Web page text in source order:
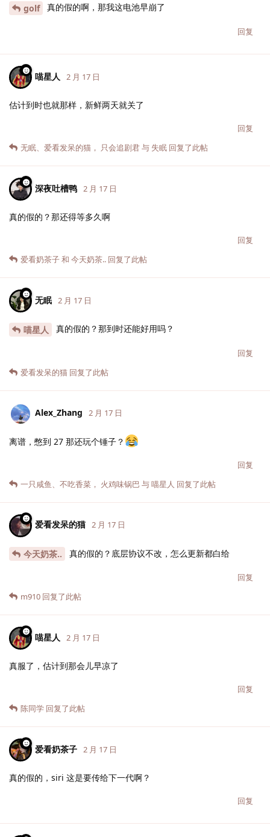
golf 真的假的啊，那我这电池早崩了
回复
喵星人 2 月 17 日
估计到时也就那样，新鲜两天就关了
回复
无眠、 爱看发呆的猫 ， 只会追剧君与 失眠 回复了此帖
深夜吐槽鸭 2 月 17 日
真的假的？那还得等多久啊
回复
爱看奶茶子和 今天奶茶.. 回复了此帖
无眠 2 月 17 日
喵星人 真的假的？那到时还能好用吗？
回复
爱看发呆的猫 回复了此帖
Alex_Zhang 2 月 17 日
离谱，憋到 27 那还玩个锤子？
回复
一只咸鱼
不吃香菜 ， 火鸡味锅巴 与喵星人 回复了此帖
爱看发呆的猫 2 月 17 日
今天奶茶.. 真的假的？底层协议不改，怎么更新都白给
回复
m910 回复了此帖
喵星人 2 月 17 日
真服了，估计到那会儿早凉了
回复
陈同学 回复了此帖
爱看奶茶子 2 月 17 日
真的假的，siri 这是要传给下一代啊？
回复